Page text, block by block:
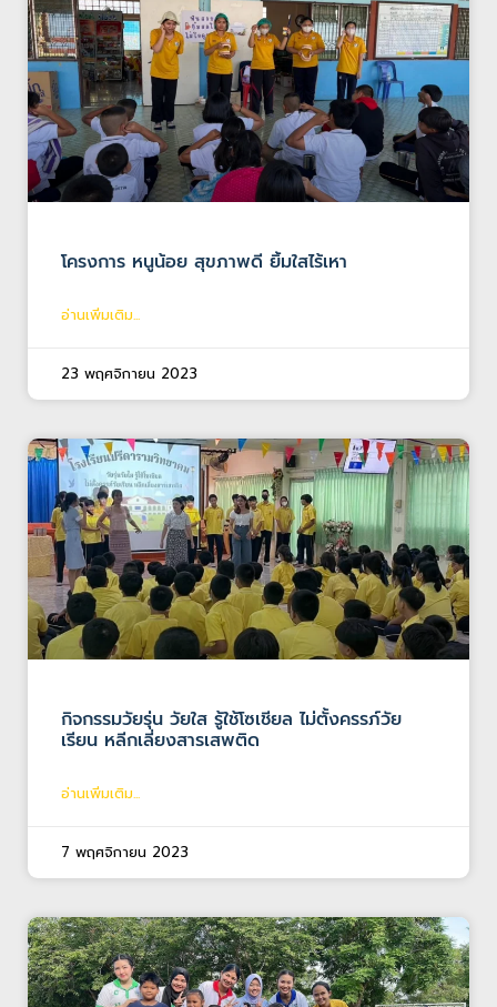
โครงการ หนูน้อย สุขภาพดี ยิ้มใสไร้เหา
อ่านเพิ่มเติม...
23 พฤศจิกายน 2023
กิจกรรมวัยรุ่น วัยใส รู้ใช้โซเชียล ไม่ตั้งครรภ์วัย
เรียน หลีกเลี่ยงสารเสพติด
อ่านเพิ่มเติม...
7 พฤศจิกายน 2023